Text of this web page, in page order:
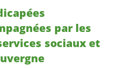
par les
sociaux et